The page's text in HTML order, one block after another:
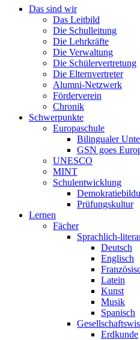
Das sind wir
Das Leitbild
Die Schulleitung
Die Lehrkräfte
Die Verwaltung
Die Schülervertretung
Die Elternvertreter
Alumni-Netzwerk
Förderverein
Chronik
Schwerpunkte
Europaschule
Bilingualer
GSN goes
UNESCO
MINT
Schulentwicklung
Prüfungskultur
Lernen
Fächer
Sprachlich-
Deutsch
Englisch
Latein
Kunst
Musik
Spanisch
Erdkunde